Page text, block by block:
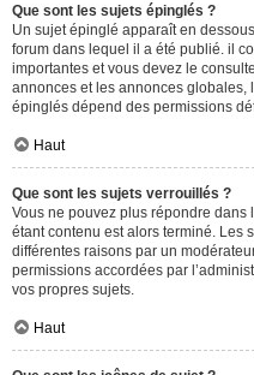
Que sont les sujets épinglés ?
Un sujet épinglé apparaît en
forum dans lequel il a été publié. il
importantes et vous devez le
annonces et les annonces
épinglés dépend des permissions
Haut
Que sont les sujets verrouillés ?
Vous ne pouvez plus répondre
étant contenu est alors terminé. Les
différentes raisons par un
permissions accordées par
vos propres sujets.
Haut